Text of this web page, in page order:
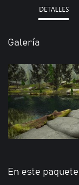
DETALLES
Galería
En este paquete